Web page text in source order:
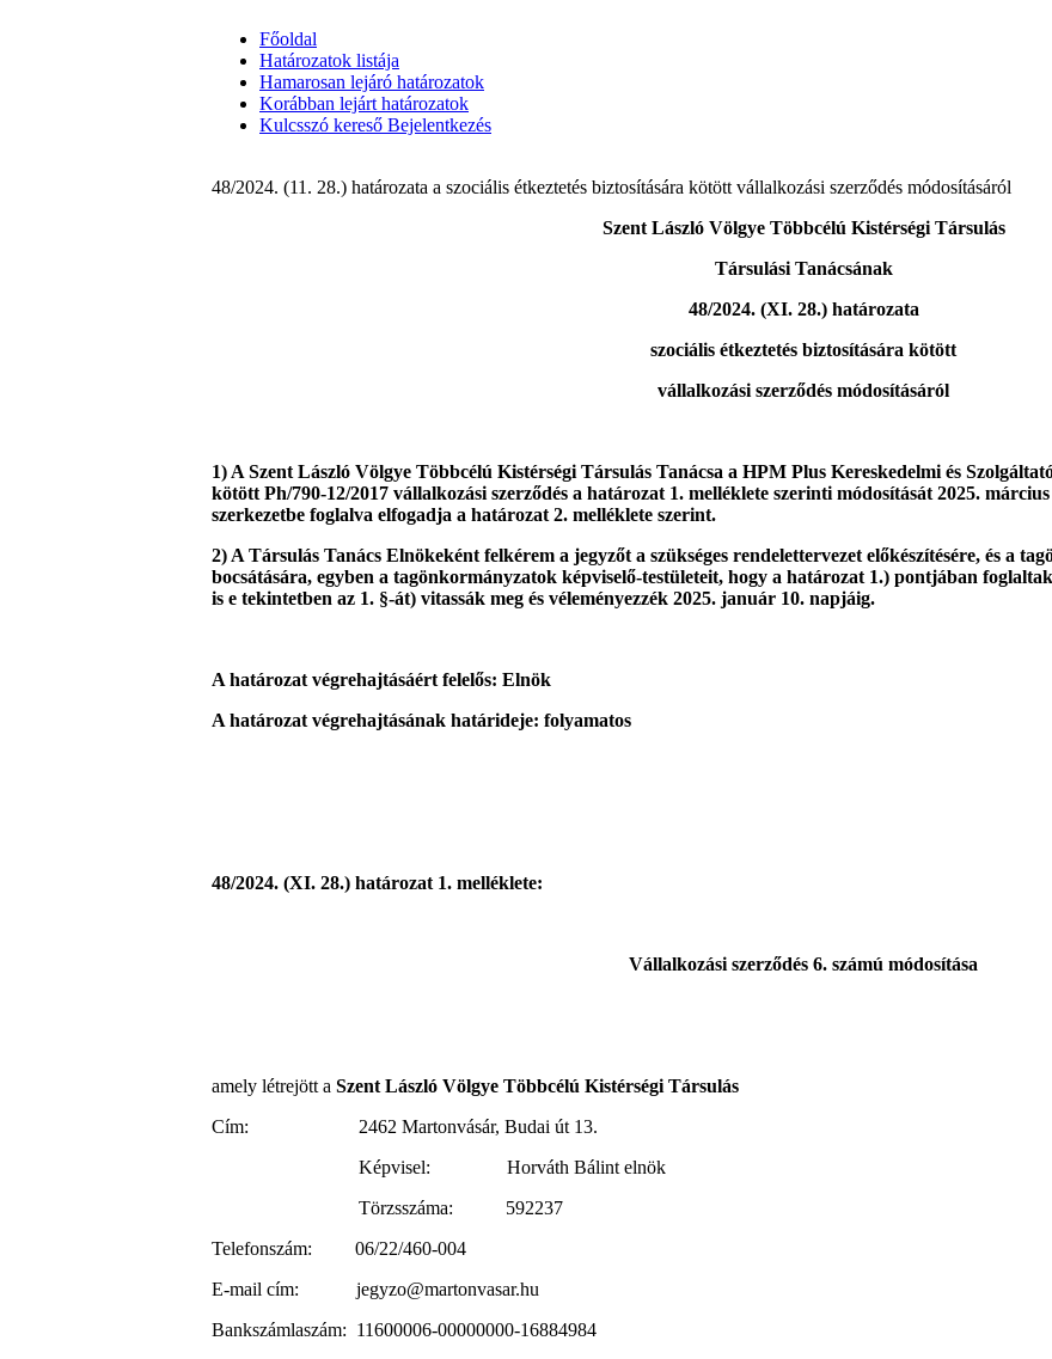
Főoldal
Határozatok listája
Hamarosan lejáró határozatok
Korábban lejárt határozatok
Kulcsszó kereső Bejelentkezés
48/2024. (11. 28.) határozata a szociális étkeztetés biztosítására kötött vállalkozási szerződés módosításáról
Szent László Völgye Többcélú Kistérségi Társulás
Társulási Tanácsának
48/2024. (XI. 28.) határozata
szociális étkeztetés biztosítására kötött
vállalkozási szerződés módosításáról
1) A Szent László Völgye Többcélú Kistérségi Társulás Tanácsa a HPM Plus Kereskedelmi és
kötött Ph/790-12/2017 vállalkozási szerződés a határozat 1. melléklete szerinti módosítását 2025.
szerkezetbe foglalva elfogadja a határozat 2. melléklete szerint.
2) A Társulás Tanács Elnökeként felkérem a jegyzőt a szükséges rendelettervezet előkészítésére, és a
bocsátására, egyben a tagönkormányzatok képviselő-testületeit, hogy a határozat 1.) pontjában
is e tekintetben az 1. §-át) vitassák meg és véleményezzék 2025. január 10. napjáig.
A határozat végrehajtásáért felelős: Elnök
A határozat végrehajtásának határideje: folyamatos
48/2024. (XI. 28.) határozat 1. melléklete:
Vállalkozási szerződés 6. számú módosítása
amely létrejött a Szent László Völgye Többcélú Kistérségi Társulás
Cím: 2462 Martonvásár, Budai út 13.
Képvisel: Horváth Bálint elnök
Törzsszáma: 592237
Telefonszám: 06/22/460-004
E-mail cím: jegyzo@martonvasar.hu
Bankszámlaszám: 11600006-00000000-16884984